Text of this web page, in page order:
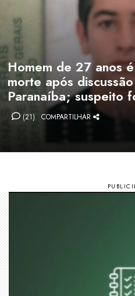
Homem de 27 anos
morte após
Paranaíba; suspeito
(21) COMPARTILHAR